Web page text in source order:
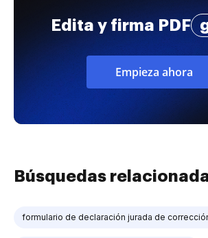
Edita y firma PDF
Empieza ahora
Búsquedas
formulario de declaración jurada de